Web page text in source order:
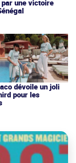
une victoire
dévoile un joli
pour les